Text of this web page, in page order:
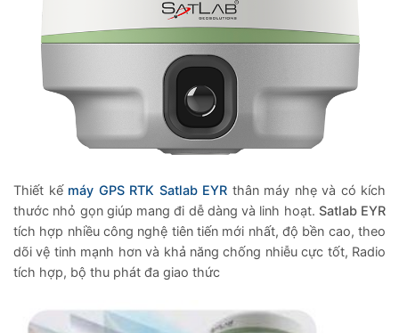
Thiết kế máy GPS RTK Satlab EYR thân máy nhẹ và có kích
thước nhỏ gọn giúp mang đi dễ dàng và linh hoạt. Satlab EYR
tích hợp nhiều công nghệ tiên tiến mới nhất, độ bền cao, theo
dõi vệ tinh mạnh hơn và khả năng chống nhiễu cực tốt, Radio
tích hợp, bộ thu phát đa giao thức